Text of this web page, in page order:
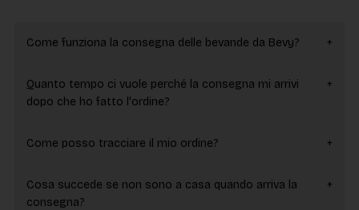
Come funziona la consegna delle bevande da Bevy?
Quanto tempo ci vuole perché la consegna mi arrivi
dopo che ho fatto l'ordine?
Come posso tracciare il mio ordine?
Cosa succede se non sono a casa quando arriva la
consegna?